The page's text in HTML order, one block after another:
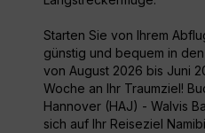
Starten Sie von Ihrem
günstig und bequem in
von August 2026 bis Juni
Woche an Ihr Traumziel!
Hannover (HAJ) - Walvis
sich auf Ihr Reiseziel